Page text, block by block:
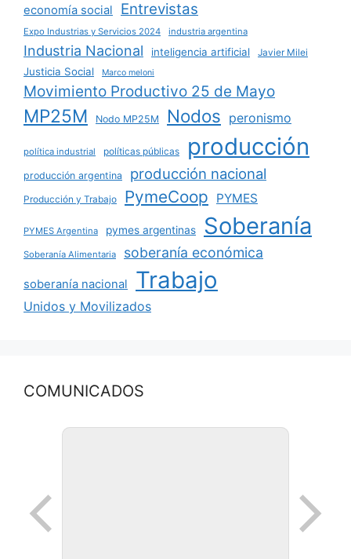
economía social Entrevistas
Expo Industrias y Servicios 2024 industria argentina
Industria Nacional inteligencia artificial Javier Milei
Justicia Social Marco meloni
Movimiento Productivo 25 de Mayo
MP25M Nodo MP25M Nodos peronismo
política industrial políticas públicas producción
producción argentina producción nacional
Producción y Trabajo PymeCoop PYMES
PYMES Argentina pymes argentinas Soberanía
Soberanía Alimentaria soberanía económica
soberanía nacional Trabajo
Unidos y Movilizados
COMUNICADOS